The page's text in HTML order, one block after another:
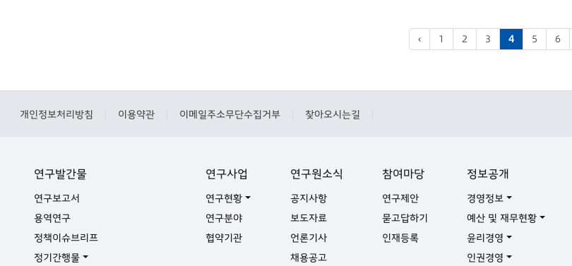
‹ 1 2 3 4 5 6
개인정보처리방침 이용약관 이메일주소무단수집거부 찾아오시는길
연구발간물
연구보고서
용역연구
정책이슈브리프
정기간행물
연구사업
연구현황
연구분야
협약기관
연구원소식
공지사항
보도자료
언론기사
채용공고
참여마당
연구제안
묻고답하기
인재등록
정보공개
경영정보
예산 및 재무현황
윤리경영
인권경영